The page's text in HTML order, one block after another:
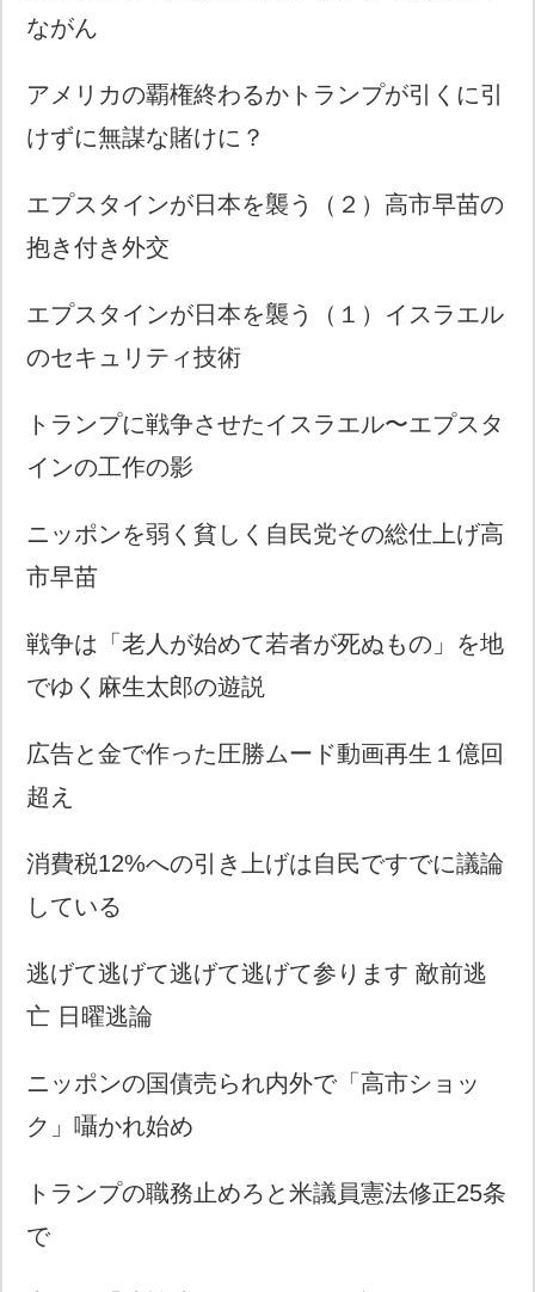
ながん
アメリカの覇権終わるかトランプが引くに引
けずに無謀な賭けに？
エプスタインが日本を襲う（２）高市早苗の
抱き付き外交
エプスタインが日本を襲う（１）イスラエル
のセキュリティ技術
トランプに戦争させたイスラエル〜エプスタ
インの工作の影
ニッポンを弱く貧しく自民党その総仕上げ高
市早苗
戦争は「老人が始めて若者が死ぬもの」を地
でゆく麻生太郎の遊説
広告と金で作った圧勝ムード動画再生１億回
超え
消費税12%への引き上げは自民ですでに議論
している
逃げて逃げて逃げて逃げて参ります 敵前逃
亡 日曜逃論
ニッポンの国債売られ内外で「高市ショッ
ク」囁かれ始め
トランプの職務止めろと米議員憲法修正25条
で